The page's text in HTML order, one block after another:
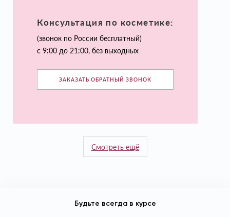
Консультация по косметике:
(звонок по России бесплатный)
с 9:00 до 21:00, без выходных
ЗАКАЗАТЬ ОБРАТНЫЙ ЗВОНОК
Смотреть ещё
Будьте всегда в курсе